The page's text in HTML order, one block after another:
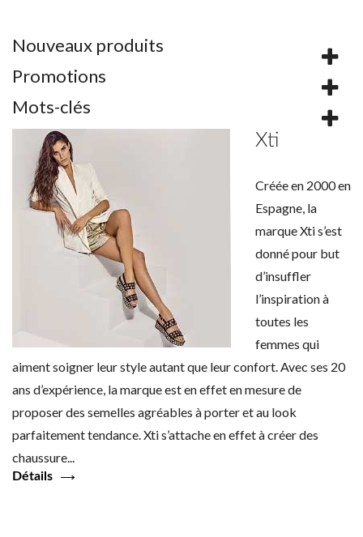
Nouveaux produits
Promotions
Mots-clés
Xti
Créée en 2000 en
Espagne, la
marque Xti s’est
donné pour but
d’insuffler
l’inspiration à
toutes les
femmes qui
aiment soigner leur style autant que leur confort. Avec ses 20
ans d’expérience, la marque est en effet en mesure de
proposer des semelles agréables à porter et au look
parfaitement tendance. Xti s’attache en effet à créer des
chaussure...
Détails